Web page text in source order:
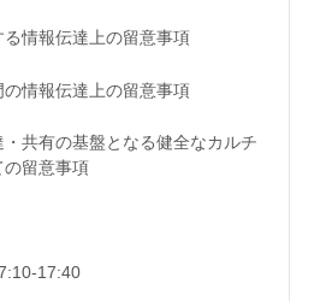
情報伝達上の留意事項
情報伝達上の留意事項
共有の基盤となる健全なカルチ
の留意事項
17:40